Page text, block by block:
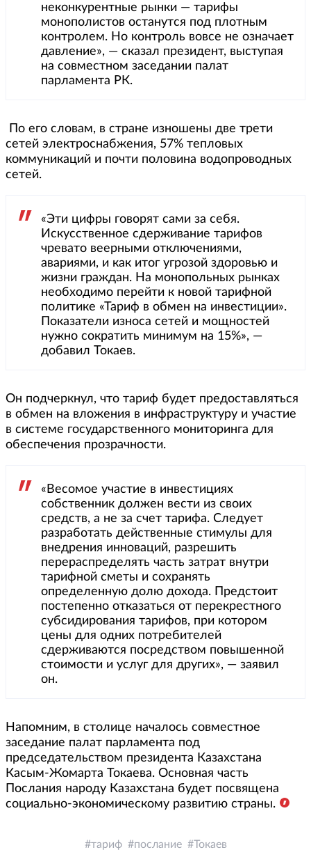
неконкурентные рынки — тарифы
монополистов останутся под плотным
контролем. Но контроль вовсе не означает
давление», — сказал президент, выступая
на совместном заседании палат
парламента РК.
По его словам, в стране изношены две трети
сетей электроснабжения, 57% тепловых
коммуникаций и почти половина водопроводных
сетей.
«Эти цифры говорят сами за себя.
Искусственное сдерживание тарифов
чревато веерными отключениями,
авариями, и как итог угрозой здоровью и
жизни граждан. На монопольных рынках
необходимо перейти к новой тарифной
политике «Тариф в обмен на инвестиции».
Показатели износа сетей и мощностей
нужно сократить минимум на 15%», —
добавил Токаев.
Он подчеркнул, что тариф будет предоставляться
в обмен на вложения в инфраструктуру и участие
в системе государственного мониторинга для
обеспечения прозрачности.
«Весомое участие в инвестициях
собственник должен вести из своих
средств, а не за счет тарифа. Следует
разработать действенные стимулы для
внедрения инноваций, разрешить
перераспределять часть затрат внутри
тарифной сметы и сохранять
определенную долю дохода. Предстоит
постепенно отказаться от перекрестного
субсидирования тарифов, при котором
цены для одних потребителей
сдерживаются посредством повышенной
стоимости и услуг для других», — заявил
он.
Напомним, в столице началось совместное
заседание палат парламента под
председательством президента Казахстана
Касым-Жомарта Токаева. Основная часть
Послания народу Казахстана будет посвящена
социально-экономическому развитию страны.
тариф послание Токаев